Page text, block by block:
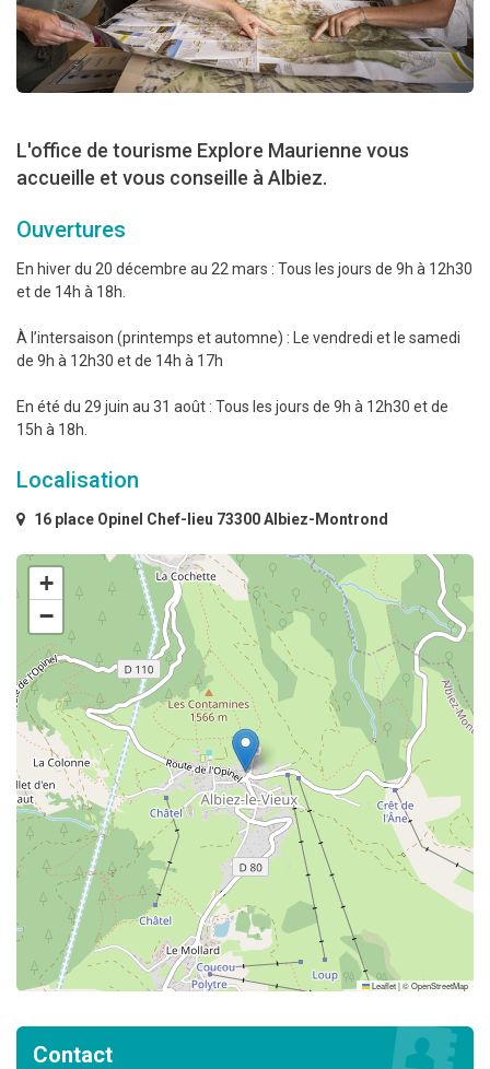
L'office de tourisme Explore Maurienne vous
accueille et vous conseille à Albiez.
Ouvertures
En hiver du 20 décembre au 22 mars : Tous les jours de 9h à 12h30
et de 14h à 18h.
À l’intersaison (printemps et automne) : Le vendredi et le samedi
de 9h à 12h30 et de 14h à 17h
En été du 29 juin au 31 août : Tous les jours de 9h à 12h30 et de
15h à 18h.
Localisation
16 place Opinel Chef-lieu 73300 Albiez-Montrond
+
−
Leaflet|©OpenStreetMap
Contact